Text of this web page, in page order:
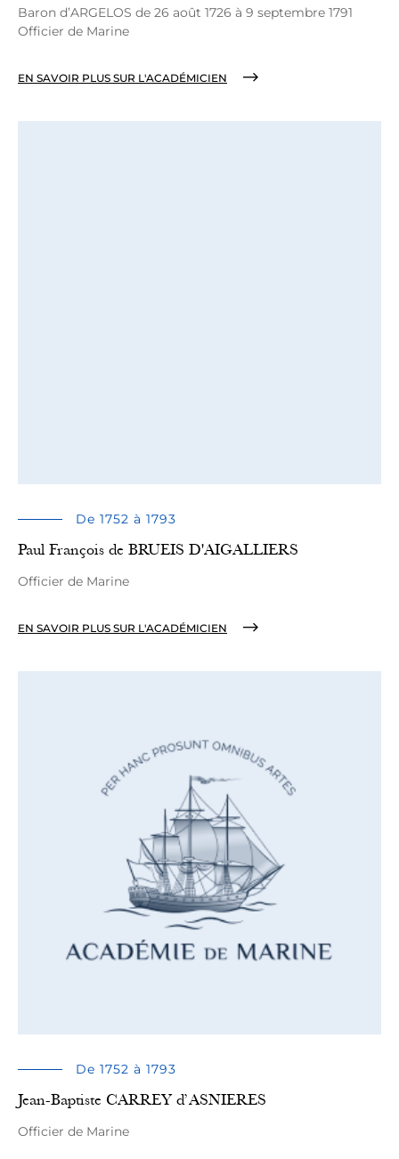
Baron d’ARGELOS de 26 août 1726 à 9 septembre 1791
Officier de Marine
EN SAVOIR PLUS SUR L'ACADÉMICIEN
De 1752 à 1793
Paul François de BRUEIS D'AIGALLIERS
Officier de Marine
EN SAVOIR PLUS SUR L'ACADÉMICIEN
De 1752 à 1793
Jean-Baptiste CARREY d’ASNIERES
Officier de Marine